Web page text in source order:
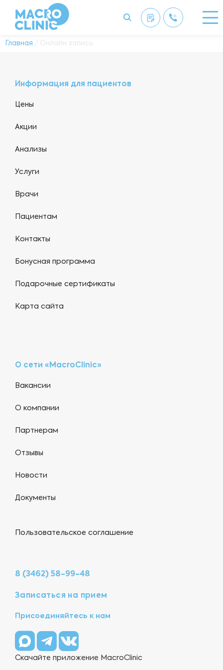
Главная / Онлайн запись
Информация для пациентов
Цены
Акции
Анализы
Услуги
Врачи
Пациентам
Контакты
Бонусная программа
Подарочные сертификаты
Карта сайта
О сети «MacroClinic»
Вакансии
О компании
Партнерам
Отзывы
Новости
Документы
Пользовательское соглашение
8 (3462) 58-99-48
Записаться на прием
Присоединяйтесь к нам
Скачайте приложение MacroClinic